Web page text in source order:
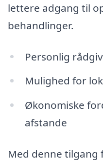
lettere adgang til
behandlinger.
Personlig
Mulighed for
Økonomiske
afstande
Med denne tilgang